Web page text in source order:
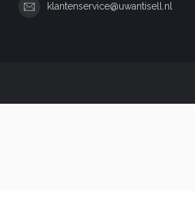
klantenservice@uwantisell.nl